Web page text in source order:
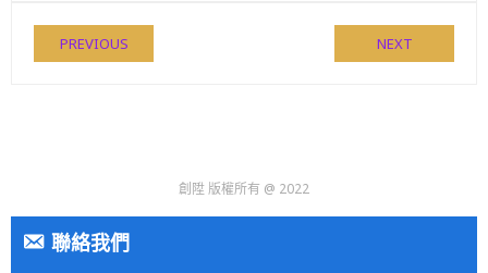
PREVIOUS NEXT
創陞 版權所有 @ 2022
聯絡我們